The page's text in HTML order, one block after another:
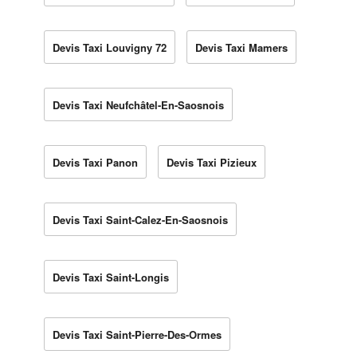
Devis Taxi Louvigny 72 Devis Taxi Mamers
Devis Taxi Neufchâtel-En-Saosnois
Devis Taxi Panon Devis Taxi Pizieux
Devis Taxi Saint-Calez-En-Saosnois
Devis Taxi Saint-Longis
Devis Taxi Saint-Pierre-Des-Ormes